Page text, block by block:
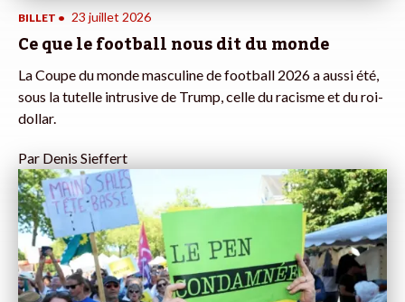
BILLET • 23 juillet 2026
Ce que le football nous dit du monde
La Coupe du monde masculine de football 2026 a aussi été,
sous la tutelle intrusive de Trump, celle du racisme et du roi-
dollar.
Par Denis Sieffert